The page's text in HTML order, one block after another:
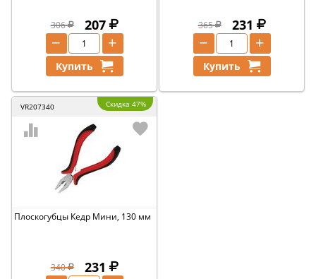
306 207
+
−
Купить
365 231
+
−
Купить
VR207340 Скидка 47%
Плоскогубцы Кедр Мини, 130 мм
340 231